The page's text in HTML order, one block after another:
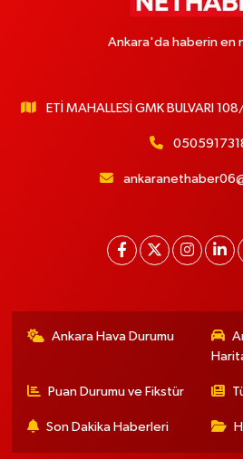
Ankara'da haberin en
ETİ MAHALLESİ GMK BULVARI
Ankara Hava Durumu
Puan Durumu ve Fikstür
Son Dakika Haberleri